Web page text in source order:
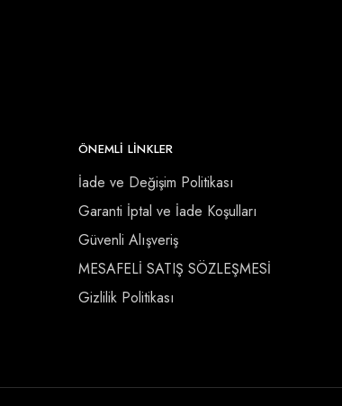
ÖNEMLI LINKLER
İade ve Değişim Politikası
Garanti İptal ve İade Koşulları
Güvenli Alışveriş
MESAFELİ SATIŞ SÖZLEŞMESİ
Gizlilik Politikası